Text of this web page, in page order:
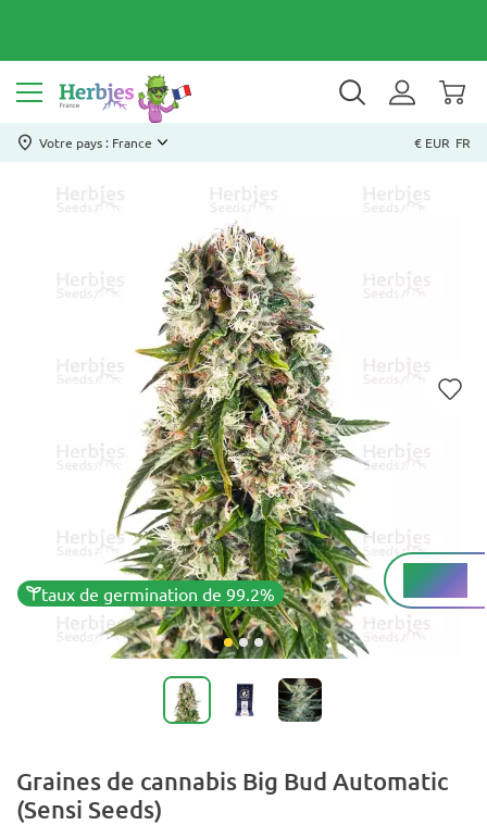
Votre pays : France € EUR FR
taux de germination de 99.2%
Haut%
THC
Graines de cannabis Big Bud Automatic
(Sensi Seeds)